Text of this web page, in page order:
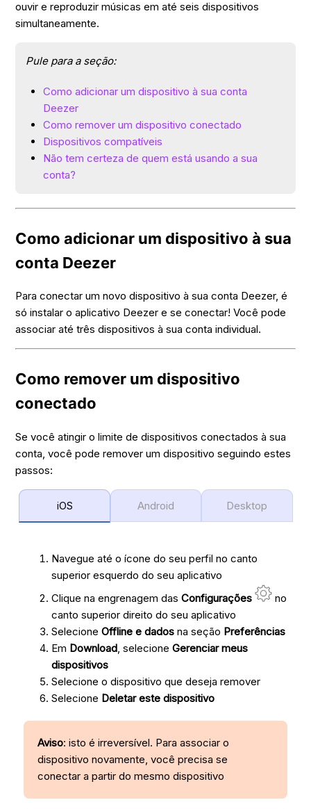
ouvir e reproduzir músicas em até seis dispositivos
simultaneamente.
Pule para a seção:
Como adicionar um dispositivo à sua conta
Deezer
Como remover um dispositivo conectado
Dispositivos compatíveis
Não tem certeza de quem está usando a sua
conta?
Como adicionar um dispositivo à sua
conta Deezer
Para conectar um novo dispositivo à sua conta Deezer, é
só instalar o aplicativo Deezer e se conectar! Você pode
associar até três dispositivos à sua conta individual.
Como remover um dispositivo
conectado
Se você atingir o limite de dispositivos conectados à sua
conta, você pode remover um dispositivo seguindo estes
passos:
iOS Android Desktop
Navegue até o ícone do seu perfil no canto
superior esquerdo do seu aplicativo
Clique na engrenagem dasConfigurações
no
canto superior direito do seu aplicativo
SelecioneOffline e dados na seção Preferências
Em Download , selecioneGerenciar meus
dispositivos
Selecione o dispositivo que deseja remover
Selecione Deletar este dispositivo
Aviso: isto é irreversível. Para associar o
dispositivo novamente, você precisa se
conectar a partir do mesmo dispositivo